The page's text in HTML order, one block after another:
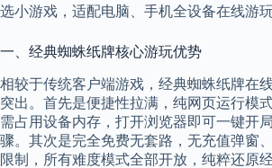
选小游戏，适配电脑、手机全设备在线游玩
一、经典蜘蛛纸牌核心游玩优势
相较于传统客户端游戏，经典蜘蛛纸牌在
突出。首先是便捷性拉满，纯网页运行模
需占用设备内存，打开浏览器即可一键开
骤。其次是完全免费无套路，无充值弹窗
限制，所有难度模式全部开放，纯粹还原